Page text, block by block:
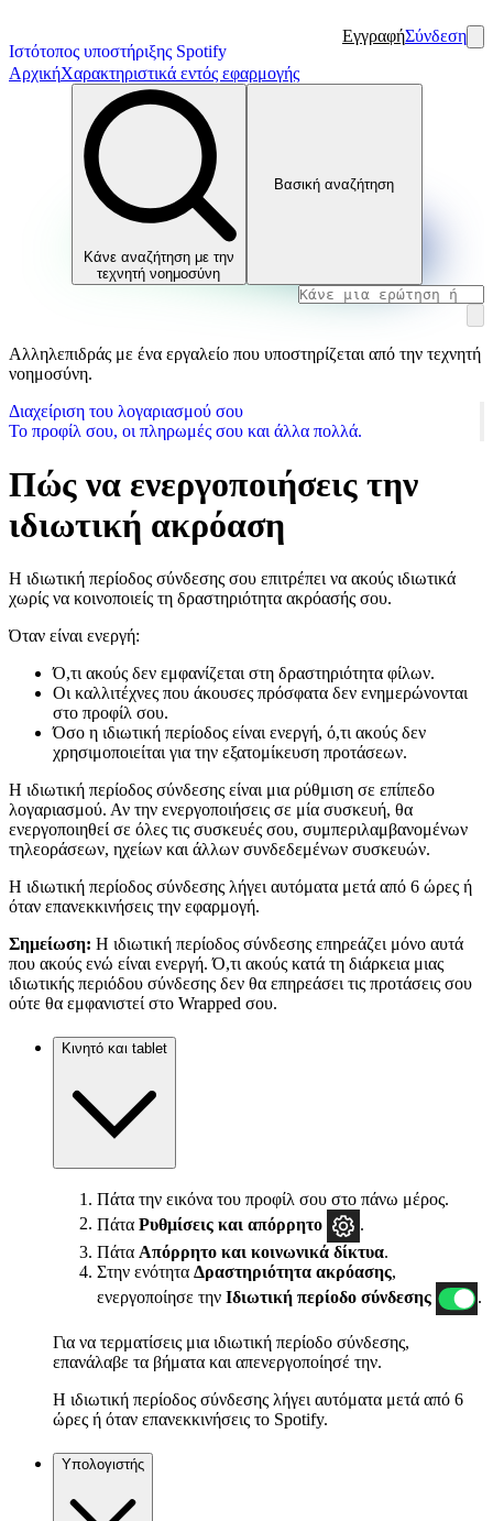
Ιστότοπος υποστήριξης Spotify
ΕγγραφήΣύνδεση
ΑρχικήΧαρακτηριστικά εντός εφαρμογής
Κάνε αναζήτηση με την
τεχνητή νοημοσύνη
Βασική αναζήτηση
Αλληλεπιδράς με ένα εργαλείο που υποστηρίζεται από την τεχνητή
νοημοσύνη.
Διαχείριση του λογαριασμού σου
Το προφίλ σου, οι πληρωμές σου και άλλα πολλά.
Πώς να ενεργοποιήσεις την
ιδιωτική ακρόαση
Η ιδιωτική περίοδος σύνδεσης σου επιτρέπει να ακούς ιδιωτικά
χωρίς να κοινοποιείς τη δραστηριότητα ακρόασής σου.
Όταν είναι ενεργή:
Ό,τι ακούς δεν εμφανίζεται στη δραστηριότητα φίλων.
Οι καλλιτέχνες που άκουσες πρόσφατα δεν ενημερώνονται
στο προφίλ σου.
Όσο η ιδιωτική περίοδος είναι ενεργή, ό,τι ακούς δεν
χρησιμοποιείται για την εξατομίκευση προτάσεων.
Η ιδιωτική περίοδος σύνδεσης είναι μια ρύθμιση σε επίπεδο
λογαριασμού. Αν την ενεργοποιήσεις σε μία συσκευή, θα
ενεργοποιηθεί σε όλες τις συσκευές σου, συμπεριλαμβανομένων
τηλεοράσεων, ηχείων και άλλων συνδεδεμένων συσκευών.
Η ιδιωτική περίοδος σύνδεσης λήγει αυτόματα μετά από 6 ώρες ή
όταν επανεκκινήσεις την εφαρμογή.
Σημείωση: Η ιδιωτική περίοδος σύνδεσης επηρεάζει μόνο αυτά
που ακούς ενώ είναι ενεργή. Ό,τι ακούς κατά τη διάρκεια μιας
ιδιωτικής περιόδου σύνδεσης δεν θα επηρεάσει τις προτάσεις σου
ούτε θα εμφανιστεί στο Wrapped σου.
Κινητό και tablet
Πάτα την εικόνα του προφίλ σου στο πάνω μέρος.
Πάτα Ρυθμίσεις και απόρρητο
.
Πάτα Απόρρητο και κοινωνικά δίκτυα.
Στην ενότητα Δραστηριότητα ακρόασης,
ενεργοποίησε την Ιδιωτική περίοδο σύνδεσης .
Για να τερματίσεις μια ιδιωτική περίοδο σύνδεσης,
επανάλαβε τα βήματα και απενεργοποίησέ την.
Η ιδιωτική περίοδος σύνδεσης λήγει αυτόματα μετά από 6
ώρες ή όταν επανεκκινήσεις το Spotify.
Υπολογιστής